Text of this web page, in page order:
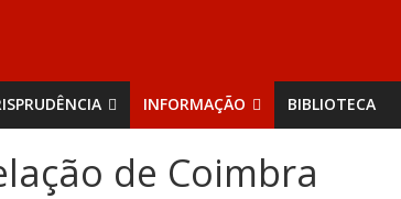
INFORMAÇÃO BIBLIOTECA
de Coimbra